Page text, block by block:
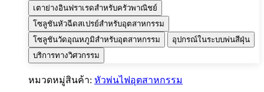
เตาย่างอินฟราเรดสำหรับครัวพาณิชย์
โซลูชันหัวฉีดสเปรย์สำหรับอุตสาหกรรม
โซลูชันวัดอุณหภูมิสำหรับอุตสาหกรรม
อุปกรณ์ในระบบพ่นสีฝุ่น
บริการทางวิศวกรรม
หมวดหมู่สินค้า: หัวพ่นไฟอุตสาหกรรม